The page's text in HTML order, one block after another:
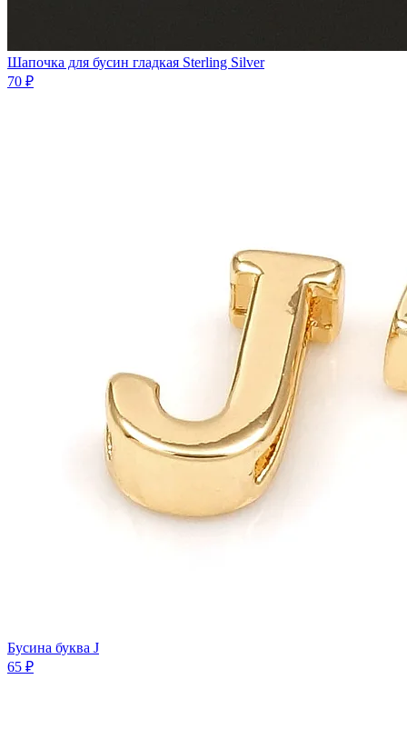
Шапочка для бусин гладкая Sterling Silver
70 ₽
Бусина буква J
65 ₽